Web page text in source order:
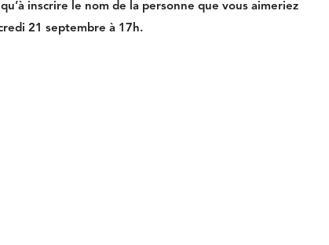
inscrire le nom de la personne que vous aimeriez
21 septembre à 17h.